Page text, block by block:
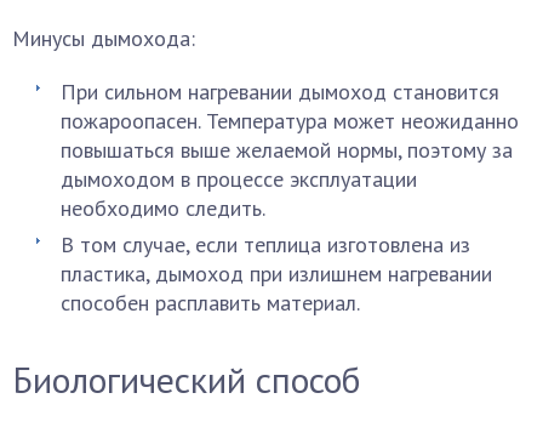
Минусы дымохода:
При сильном нагревании дымоход становится
пожароопасен. Температура может неожиданно
повышаться выше желаемой нормы, поэтому за
дымоходом в процессе эксплуатации
необходимо следить.
В том случае, если теплица изготовлена из
пластика, дымоход при излишнем нагревании
способен расплавить материал.
Биологический способ